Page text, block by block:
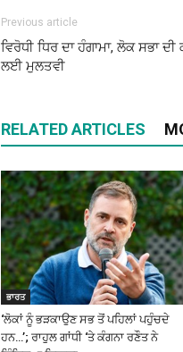
Previous article
ਵਿਰੋਧੀ ਧਿਰ ਦਾ ਹੰਗਾਮਾ, ਲੋਕ ਸਭਾ
ਲਈ ਮੁਲਤਵੀ
RELATED ARTICLES
ਭਾਰਤ
‘ਲੋਕਾਂ ਨੂੰ ਭੜਕਾਉਣ ਸਭ ਤੋਂ ਪਹਿਲਾਂ ਪਹੁੰਚਦੇ
ਹਨ…’; ਰਾਹੁਲ ਗਾਂਧੀ ‘ਤੇ ਕੰਗਨਾ ਰਣੌਤ ਨੇ